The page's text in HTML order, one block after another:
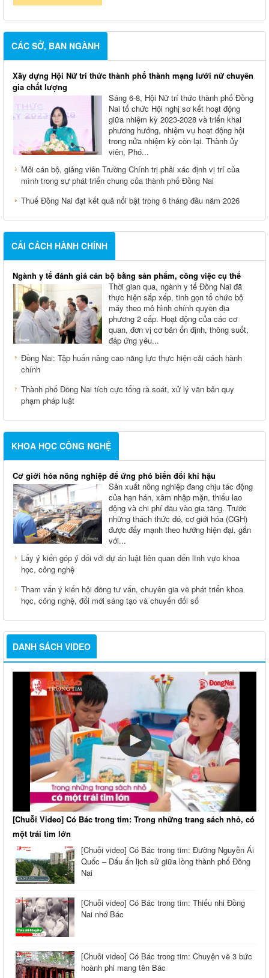
CÁC SỞ, BAN NGÀNH
Xây dựng Hội Nữ trí thức thành phố thành mạng lưới nữ chuyên
gia chất lượng
Sáng 6-8, Hội Nữ trí thức thành phố Đồng
Nai tổ chức Hội nghị sơ kết hoạt động
giữa nhiệm kỳ 2023-2028 và triển khai
phương hướng, nhiệm vụ hoạt động hội
trong nửa nhiệm kỳ còn lại. Thành ủy
viên, Phó...
Mỗi cán bộ, giảng viên Trường Chính trị phải xác định vị trí của
mình trong sự phát triển chung của thành phố Đồng Nai
Thuế Đồng Nai đạt kết quả nổi bật trong 6 tháng đầu năm 2026
CẢI CÁCH HÀNH CHÍNH
Ngành y tế đánh giá cán bộ bằng sản phẩm, công việc cụ thể
Thời gian qua, ngành y tế Đồng Nai đã
thực hiện sắp xếp, tinh gọn tổ chức bộ
máy theo mô hình chính quyền địa
phương 2 cấp. Hoạt động của các cơ
quan, đơn vị cơ bản ổn định, thông suốt,
đáp ứng yêu...
Đồng Nai: Tập huấn nâng cao năng lực thực hiện cải cách hành
chính
Thành phố Đồng Nai tích cực tổng rà soát, xử lý văn bản quy
phạm pháp luật
KHOA HỌC CÔNG NGHỆ
Cơ giới hóa nông nghiệp để ứng phó biến đổi khí hậu
Sản xuất nông nghiệp đang chịu tác động
của hạn hán, xâm nhập mặn, thiếu lao
động và chi phí đầu vào gia tăng. Trước
những thách thức đó, cơ giới hóa (CGH)
được đẩy mạnh theo hướng hiện đại, gắn
với...
Lấy ý kiến góp ý đối với dự án luật liên quan đến lĩnh vực khoa
học, công nghệ
Tham vấn ý kiến hội đồng tư vấn, chuyên gia về phát triển khoa
học, công nghệ, đổi mới sáng tạo và chuyển đổi số
DANH SÁCH VIDEO
[Chuỗi Video] Có Bác trong tim: Trong những trang sách nhỏ, có
một trái tim lớn
[Chuỗi video] Có Bác trong tim: Đường Nguyễn Ái
Quốc – Dấu ấn lịch sử giữa lòng thành phố Đồng
Nai
[Chuỗi video] Có Bác trong tim: Thiếu nhi Đồng
Nai nhớ Bác
[Chuỗi video] Có Bác trong tim: Chuyện về 3 bức
hoành phi mang tên Bác